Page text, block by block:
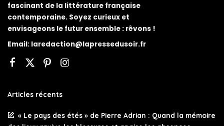
fascinant de la littérature française
contemporaine. Soyez curieux et
envisageons le futur ensemble : rêvons !
Email: laredaction@lapressedusoir.fr
Articles récents
« Le pays des étés » de Pierre Adrian : Quand la mémoire